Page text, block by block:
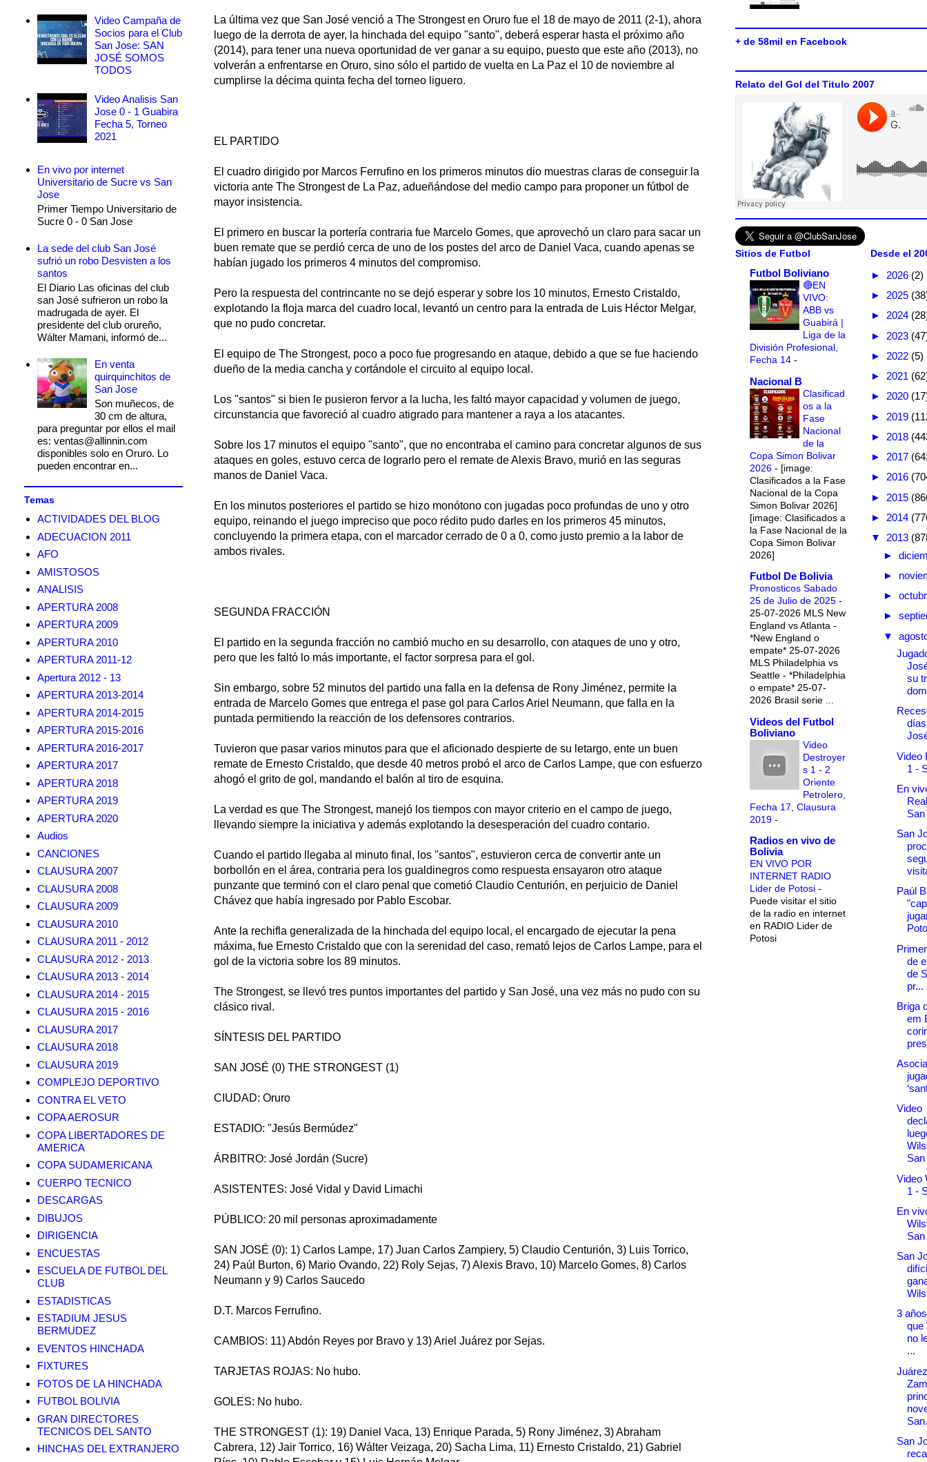
La última vez que San José venció a The Strongest en Oruro fue el 18 de mayo de 2011 (2-1), ahora
luego de la derrota de ayer, la hinchada del equipo "santo", deberá esperar hasta el próximo año
(2014), para tener una nueva oportunidad de ver ganar a su equipo, puesto que este año (2013), no
volverán a enfrentarse en Oruro, sino sólo el partido de vuelta en La Paz el 10 de noviembre al
cumplirse la décima quinta fecha del torneo liguero.
EL PARTIDO
El cuadro dirigido por Marcos Ferrufino en los primeros minutos dio muestras claras de conseguir la
victoria ante The Strongest de La Paz, adueñándose del medio campo para proponer un fútbol de
mayor insistencia.
El primero en buscar la portería contraria fue Marcelo Gomes, que aprovechó un claro para sacar un
buen remate que se perdió cerca de uno de los postes del arco de Daniel Vaca, cuando apenas se
habían jugado los primeros 4 minutos del compromiso.
Pero la respuesta del contrincante no se dejó esperar y sobre los 10 minutos, Ernesto Cristaldo,
explotando la floja marca del cuadro local, levantó un centro para la entrada de Luis Héctor Melgar,
que no pudo concretar.
El equipo de The Strongest, poco a poco fue progresando en ataque, debido a que se fue haciendo
dueño de la media cancha y cortándole el circuito al equipo local.
Los "santos" si bien le pusieron fervor a la lucha, les faltó mayor capacidad y volumen de juego,
circunstancia que favoreció al cuadro atigrado para mantener a raya a los atacantes.
Sobre los 17 minutos el equipo "santo", que no encontraba el camino para concretar algunos de sus
ataques en goles, estuvo cerca de lograrlo pero el remate de Alexis Bravo, murió en las seguras
manos de Daniel Vaca.
En los minutos posteriores el partido se hizo monótono con jugadas poco profundas de uno y otro
equipo, reinando el juego impreciso que poco rédito pudo darles en los primeros 45 minutos,
concluyendo la primera etapa, con el marcador cerrado de 0 a 0, como justo premio a la labor de
ambos rivales.
SEGUNDA FRACCIÓN
El partido en la segunda fracción no cambió mucho en su desarrollo, con ataques de uno y otro,
pero que les faltó lo más importante, el factor sorpresa para el gol.
Sin embargo, sobre 52 minutos del partido una falla en la defensa de Rony Jiménez, permite la
entrada de Marcelo Gomes que entrega el pase gol para Carlos Ariel Neumann, que falla en la
puntada permitiendo la reacción de los defensores contrarios.
Tuvieron que pasar varios minutos para que el aficionado despierte de su letargo, ente un buen
remate de Ernesto Cristaldo, que desde 40 metros probó el arco de Carlos Lampe, que con esfuerzo
ahogó el grito de gol, mandando el balón al tiro de esquina.
La verdad es que The Strongest, manejó los tiempos con mayor criterio en el campo de juego,
llevando siempre la iniciativa y además explotando la desesperación del cuadro contario.
Cuando el partido llegaba al minuto final, los "santos", estuvieron cerca de convertir ante un
borbollón en el área, contraria pera los gualdinegros como respuesta ensayaron otro ataque
punzante que terminó con el claro penal que cometió Claudio Centurión, en perjuicio de Daniel
Chávez que había ingresado por Pablo Escobar.
Ante la rechifla generalizada de la hinchada del equipo local, el encargado de ejecutar la pena
máxima, fue Ernesto Cristaldo que con la serenidad del caso, remató lejos de Carlos Lampe, para el
gol de la victoria sobre los 89 minutos.
The Strongest, se llevó tres puntos importantes del partido y San José, una vez más no pudo con su
clásico rival.
SÍNTESIS DEL PARTIDO
SAN JOSÉ (0) THE STRONGEST (1)
CIUDAD: Oruro
ESTADIO: "Jesús Bermúdez"
ÁRBITRO: José Jordán (Sucre)
ASISTENTES: José Vidal y David Limachi
PÚBLICO: 20 mil personas aproximadamente
SAN JOSÉ (0): 1) Carlos Lampe, 17) Juan Carlos Zampiery, 5) Claudio Centurión, 3) Luis Torrico,
24) Paúl Burton, 6) Mario Ovando, 22) Roly Sejas, 7) Alexis Bravo, 10) Marcelo Gomes, 8) Carlos
Neumann y 9) Carlos Saucedo
D.T. Marcos Ferrufino.
CAMBIOS: 11) Abdón Reyes por Bravo y 13) Ariel Juárez por Sejas.
TARJETAS ROJAS: No hubo.
GOLES: No hubo.
THE STRONGEST (1): 19) Daniel Vaca, 13) Enrique Parada, 5) Rony Jiménez, 3) Abraham
Cabrera, 12) Jair Torrico, 16) Wálter Veizaga, 20) Sacha Lima, 11) Ernesto Cristaldo, 21) Gabriel
Video Campaña de
Socios para el Club
San Jose: SAN
JOSÉ SOMOS
TODOS
Video Analisis San
Jose 0 - 1 Guabira
Fecha 5, Torneo
2021
En vivo por internet
Universitario de Sucre vs San
Jose
Primer Tiempo Universitario de
Sucre 0 - 0 San Jose
La sede del club San José
sufrió un robo Desvisten a los
santos
El Diario Las oficinas del club
san José sufrieron un robo la
madrugada de ayer. El
presidente del club orureño,
Wálter Mamani, informó de...
En venta
quirquinchitos de
San Jose
Son muñecos, de
30 cm de altura,
para preguntar por ellos el mail
es: ventas@allinnin.com
disponibles solo en Oruro. Lo
pueden encontrar en...
Temas
ACTIVIDADES DEL BLOG
ADECUACION 2011
AFO
AMISTOSOS
ANALISIS
APERTURA 2008
APERTURA 2009
APERTURA 2010
APERTURA 2011-12
Apertura 2012 - 13
APERTURA 2013-2014
APERTURA 2014-2015
APERTURA 2015-2016
APERTURA 2016-2017
APERTURA 2017
APERTURA 2018
APERTURA 2019
APERTURA 2020
Audios
CANCIONES
CLAUSURA 2007
CLAUSURA 2008
CLAUSURA 2009
CLAUSURA 2010
CLAUSURA 2011 - 2012
CLAUSURA 2012 - 2013
CLAUSURA 2013 - 2014
CLAUSURA 2014 - 2015
CLAUSURA 2015 - 2016
CLAUSURA 2017
CLAUSURA 2018
CLAUSURA 2019
COMPLEJO DEPORTIVO
CONTRA EL VETO
COPA AEROSUR
COPA LIBERTADORES DE
AMERICA
COPA SUDAMERICANA
CUERPO TECNICO
DESCARGAS
DIBUJOS
DIRIGENCIA
ENCUESTAS
ESCUELA DE FUTBOL DEL
CLUB
ESTADISTICAS
ESTADIUM JESUS
BERMUDEZ
EVENTOS HINCHADA
FIXTURES
FOTOS DE LA HINCHADA
FUTBOL BOLIVIA
GRAN DIRECTORES
TECNICOS DEL SANTO
HINCHAS DEL EXTRANJERO
+ de 58mil en Facebook
Relato del Gol del Titulo 2007
Sitios de Futbol
Futbol Boliviano
🔴EN
VIVO:
ABB vs
Guabirá |
Liga de la
División Profesional,
Fecha 14 -
Nacional B
Clasificad
os a la
Fase
Nacional
de la
Copa Simon Bolivar
2026 - [image:
Clasificados a la Fase
Nacional de la Copa
Simon Bolivar 2026]
[image: Clasificados a
la Fase Nacional de la
Copa Simon Bolivar
2026]
Futbol De Bolivia
Pronosticos Sabado
25 de Julio de 2025 -
25-07-2026 MLS New
England vs Atlanta -
*New England o
empate* 25-07-2026
MLS Philadelphia vs
Seattle - *Philadelphia
o empate* 25-07-
2026 Brasil serie ...
Videos del Futbol
Boliviano
Video
Destroyer
s 1 - 2
Oriente
Petrolero,
Fecha 17, Clausura
2019 -
Radios en vivo de
Bolivia
EN VIVO POR
INTERNET RADIO
Lider de Potosi -
Puede visitar el sitio
de la radio en internet
en RADIO Lider de
Potosi
Desde el
► 2026 (2)
► 2025
► 2024
► 2023
► 2022 (5)
► 2021
► 2020
► 2019
► 2018
► 2017
► 2016
► 2015
► 2014
▼ 2013
►
►
►
►
▼
su
Video
1 -
En
San
Paúl
de
de
pr...
Briga
em
Video
Video
1 -
En
San
3
que
no
...
San